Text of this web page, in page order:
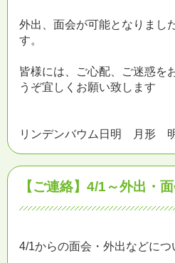
外出、面会が可能となりまし
す。
皆様には、ご心配、ご迷惑を
うぞ宜しくお願い致します
リンデンバウム日明 月形
【ご連絡】4/1～外出・
4/1からの面会・外出などにつ